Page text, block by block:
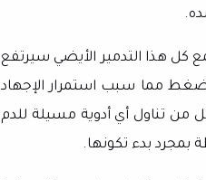
كل هذا التدمير الأيضي سيرتفع
مما سبب استمرار الإجهاد
من تناول أي أدوية مسيلة للدم
بمجرد بدء تكونها.